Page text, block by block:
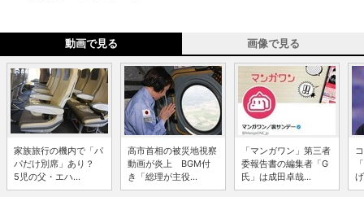
動画で見る 画像で見る
家族旅行の機内で「パ
パだけ別席」あり？
5児の父・エハ...
高市首相の被災地視察
動画が炎上 BGM付
き「総理が主役...
「マンガワン」第三者
委報告書の編集者「G
氏」は成田卓哉...